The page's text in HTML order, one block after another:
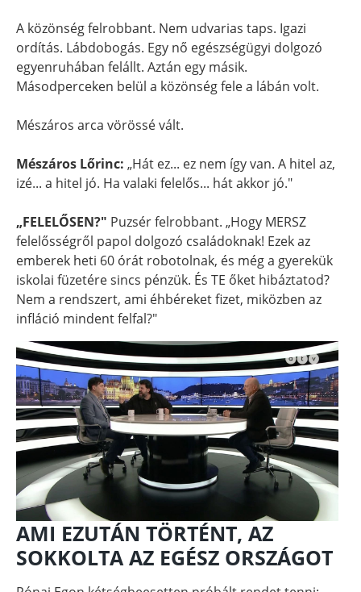
A közönség felrobbant. Nem udvarias taps. Igazi
ordítás. Lábdobogás. Egy nő egészségügyi dolgozó
egyenruhában felállt. Aztán egy másik.
Másodperceken belül a közönség fele a lábán volt.
Mészáros arca vörössé vált.
Mészáros Lőrinc: „Hát ez... ez nem így van. A hitel az,
izé... a hitel jó. Ha valaki felelős... hát akkor jó."
„FELELŐSEN?" Puzsér felrobbant. „Hogy MERSZ
felelősségről papol dolgozó családoknak! Ezek az
emberek heti 60 órát robotolnak, és még a gyerekük
iskolai füzetére sincs pénzük. És TE őket hibáztatod?
Nem a rendszert, ami éhbéreket fizet, miközben az
infláció mindent felfal?"
AMI EZUTÁN TÖRTÉNT, AZ
SOKKOLTA AZ EGÉSZ ORSZÁGOT